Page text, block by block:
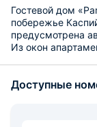
Гостевой дом
побережье
предусмотрена
Из окон
кроватями и
Доступные